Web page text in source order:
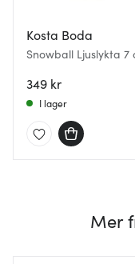
Kosta Boda
Snowball Ljuslykta 7
349 kr
I lager
Mer